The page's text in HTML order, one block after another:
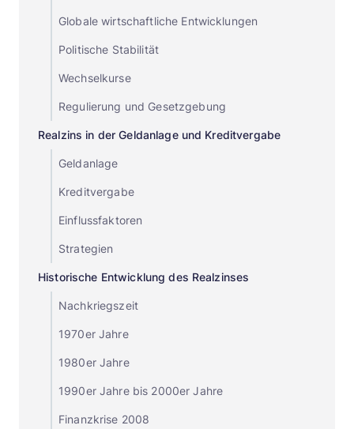
Globale wirtschaftliche Entwicklungen
Politische Stabilität
Wechselkurse
Regulierung und Gesetzgebung
Realzins in der Geldanlage und Kreditvergabe
Geldanlage
Kreditvergabe
Einflussfaktoren
Strategien
Historische Entwicklung des Realzinses
Nachkriegszeit
1970er Jahre
1980er Jahre
1990er Jahre bis 2000er Jahre
Finanzkrise 2008